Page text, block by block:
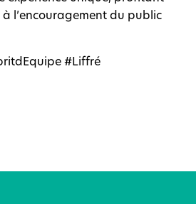
à l’encouragement du public
#Liffré